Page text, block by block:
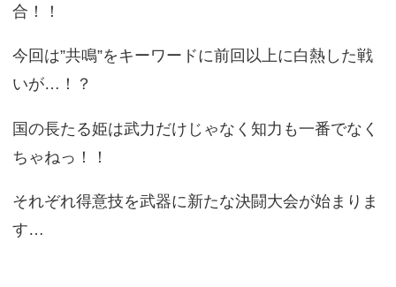
合！！
今回は”共鳴”をキーワードに前回以上に白熱した戦
いが…！？
国の長たる姫は武力だけじゃなく知力も一番でなく
ちゃねっ！！
それぞれ得意技を武器に新たな決闘大会が始まりま
す…